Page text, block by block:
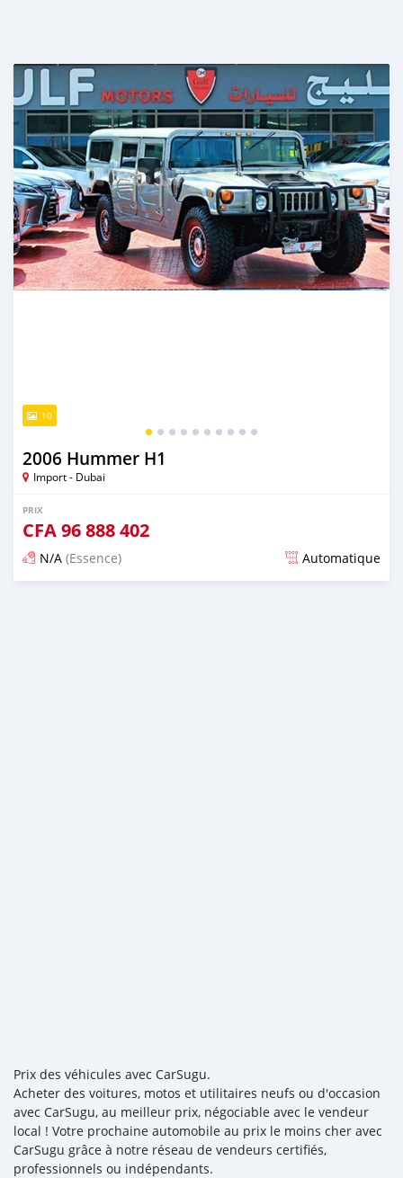
10
2006 Hummer H1
Import - Dubai
PRIX
CFA96 888 402
N/A (Essence) Automatique
Prix des véhicules avec CarSugu.
Acheter des voitures, motos et utilitaires neufs ou d'occasion
avec CarSugu, au meilleur prix, négociable avec le vendeur
local ! Votre prochaine automobile au prix le moins cher avec
CarSugu grâce à notre réseau de vendeurs certifiés,
professionnels ou indépendants.